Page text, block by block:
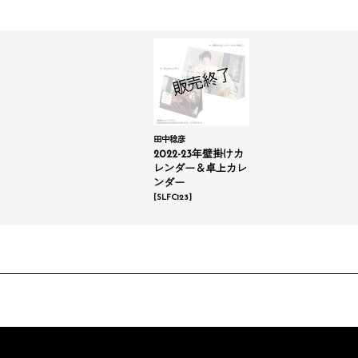
田中稔彦
2022-23年壁掛けカ
レンダー＆卓上カレ
ンダー
[SLFC123]